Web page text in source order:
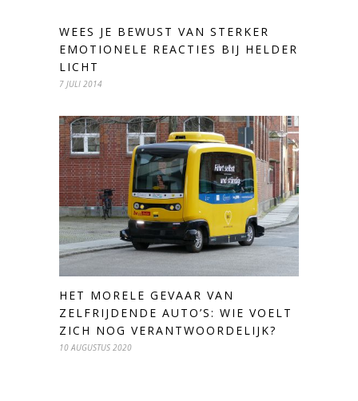
WEES JE BEWUST VAN STERKER
EMOTIONELE REACTIES BIJ HELDER
LICHT
7 JULI 2014
HET MORELE GEVAAR VAN
ZELFRIJDENDE AUTO’S: WIE VOELT
ZICH NOG VERANTWOORDELIJK?
10 AUGUSTUS 2020